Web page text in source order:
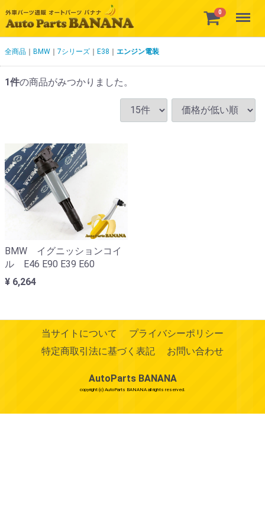
0 Menu
全商品 BMW 7シリーズ E38 エンジン電装
1件の商品がみつかりました。
BMW イグニッションコイ
ル E46 E90 E39 E60
¥ 6,264
当サイトについて
プライバシーポリシー
特定商取引法に基づく表記
お問い合わせ
AutoParts BANANA
copyright (c) AutoParts BANANA all rights reserved.